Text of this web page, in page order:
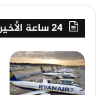
24 ساعة الأخيرة